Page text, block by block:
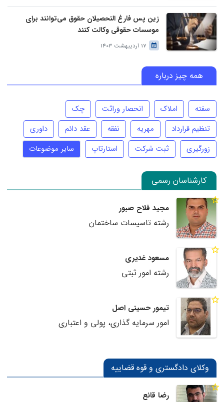
زین پس فارغ التحصیلان حقوق می‌توانند برای
موسسات حقوقی وکالت کنند
17 اردیبهشت 1403
همه چیز درباره
سفته املاک انحصار وراثت
چک
تنظیم قرارداد
مهریه نفقه عقد دائم
داوری
زورگیری
ثبت شرکت استارتاپ سایر موضوعات
کارشناسان رسمی
مجید فلاح صبور
رشته تاسیسات ساختمان
مسعود غدیری
رشته امور ثبتی
تیمور حسینی اصل
امور سرمایه گذاری، پولی و اعتباری
وکلای دادگستری و قوه قضاییه
رضا قانع